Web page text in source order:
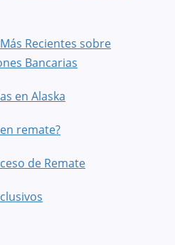
Recientes sobre
Bancarias
en Alaska
remate?
de Remate